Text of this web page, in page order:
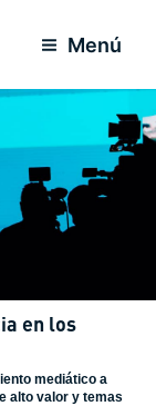
Menú
en los
mediático a
alto valor y temas